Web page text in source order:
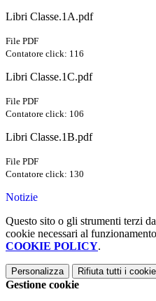
Libri Classe.1A.pdf
File PDF
Contatore click: 116
Libri Classe.1C.pdf
File PDF
Contatore click: 106
Libri Classe.1B.pdf
File PDF
Contatore click: 130
Notizie
Questo sito o gli strumenti terzi
cookie necessari al
COOKIE POLICY.
Personalizza Rifiuta tutti i
Gestione cookie